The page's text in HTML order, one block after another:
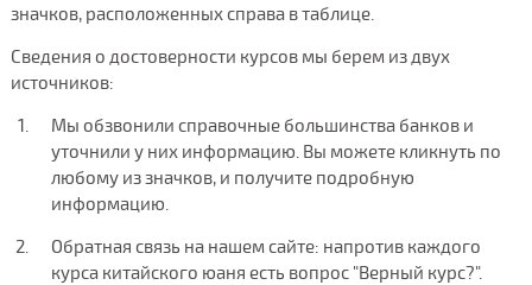
значков, расположенных справа в таблице.
Сведения о достоверности курсов мы берем из двух
источников:
Мы обзвонили справочные большинства банков и
уточнили у них информацию. Вы можете кликнуть по
любому из значков, и получите подробную
информацию.
Обратная связь на нашем сайте: напротив каждого
курса китайского юаня есть вопрос "Верный курс?".